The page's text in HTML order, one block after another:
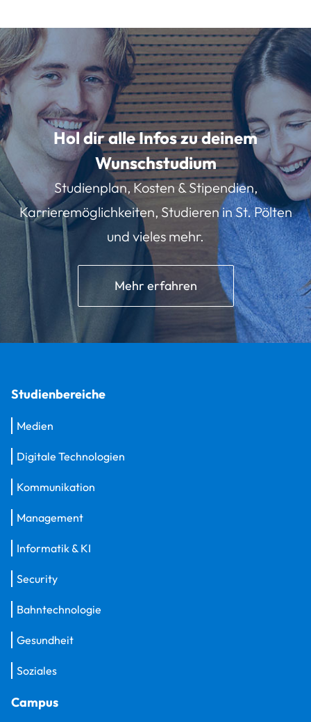
Hol dir alle Infos zu deinem
Wunschstudium
Studienplan, Kosten & Stipendien,
Karrieremöglichkeiten, Studieren in St. Pölten
und vieles mehr.
Mehr erfahren
Studienbereiche
Medien
Digitale Technologien
Kommunikation
Management
Informatik & KI
Security
Bahntechnologie
Gesundheit
Soziales
Campus